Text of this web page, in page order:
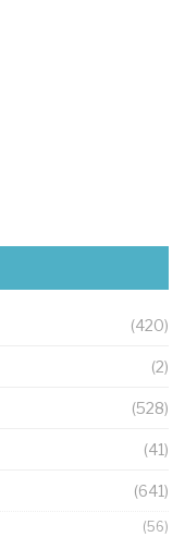
(420)
(2)
(528)
(41)
(641)
(56)